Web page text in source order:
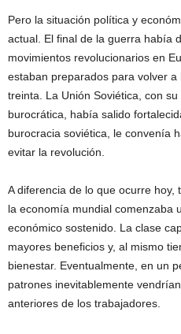
Pero la situación política y
actual. El final de la guerra había
movimientos revolucionarios en
estaban preparados para volver
treinta. La Unión Soviética, con
burocrática, había salido
burocracia soviética, le convenía
evitar la revolución.
A diferencia de lo que ocurre hoy,
la economía mundial comenzaba
económico sostenido. La clase
mayores beneficios y, al mismo
bienestar. Eventualmente, en un
patrones inevitablemente
anteriores de los trabajadores.